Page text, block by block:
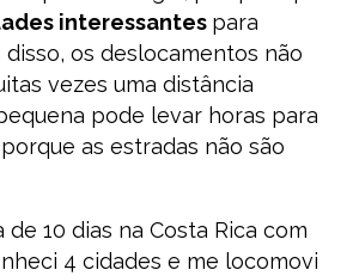
interessantes para
disso, os deslocamentos não
vezes uma distância
pode levar horas para
as estradas não são
de 10 dias na Costa Rica com
4 cidades e me locomovi